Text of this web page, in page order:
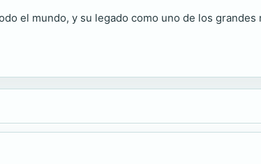
el mundo, y su legado como uno de los